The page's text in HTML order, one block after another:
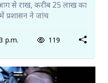
से राख, करीब 25 लाख का
ने जांच
p.m. 119